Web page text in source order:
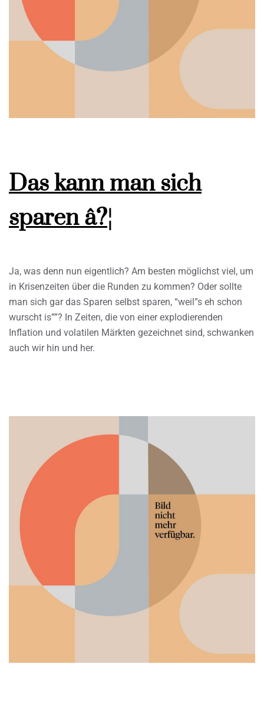
Das kann man sich
sparen â?¦
Ja, was denn nun eigentlich? Am besten möglichst viel, um
in Krisenzeiten über die Runden zu kommen? Oder sollte
man sich gar das Sparen selbst sparen, “weil”s eh schon
wurscht is””? In Zeiten, die von einer explodierenden
Inflation und volatilen Märkten gezeichnet sind, schwanken
auch wir hin und her.